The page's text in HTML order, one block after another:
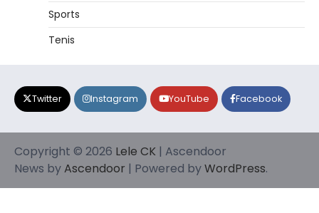
Sports
Tenis
Twitter Instagram YouTube Facebook
Copyright © 2026 Lele CK | Ascendoor
News byAscendoor | Powered byWordPress.